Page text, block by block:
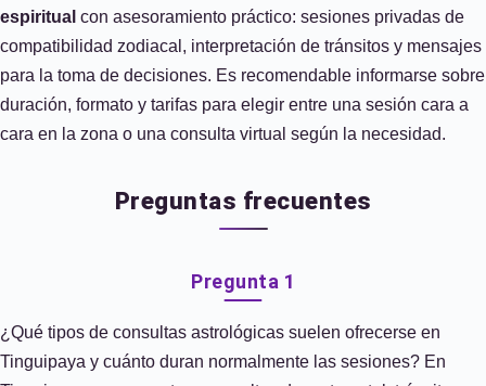
espiritual con asesoramiento práctico: sesiones privadas de
compatibilidad zodiacal, interpretación de tránsitos y mensajes
para la toma de decisiones. Es recomendable informarse sobre
duración, formato y tarifas para elegir entre una sesión cara a
cara en la zona o una consulta virtual según la necesidad.
Preguntas frecuentes
Pregunta 1
¿Qué tipos de consultas astrológicas suelen ofrecerse en
Tinguipaya y cuánto duran normalmente las sesiones? En